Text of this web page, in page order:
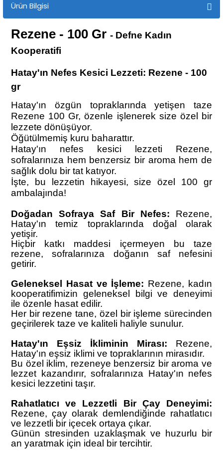
ÜRETİM Ürünleri
Ürün Bilgisi
Rezene - 100 Gr - Defne Kadın
Kooperatifi
Hatay'ın Nefes Kesici Lezzeti: Rezene - 100
gr
Hatay'ın özgün topraklarında yetişen taze
Rezene 100 Gr, özenle işlenerek size özel bir
lezzete dönüşüyor.
Öğütülmemiş kuru baharattır.
Hatay'ın nefes kesici lezzeti Rezene,
sofralarınıza hem benzersiz bir aroma hem de
sağlık dolu bir tat katıyor.
İşte, bu lezzetin hikayesi, size özel 100 gr
ambalajında!
Doğadan Sofraya Saf Bir Nefes: Rezene,
Hatay'ın temiz topraklarında doğal olarak
yetişir.
Hiçbir katkı maddesi içermeyen bu taze
rezene, sofralarınıza doğanın saf nefesini
getirir.
Geleneksel Hasat ve İşleme: Rezene, kadın
kooperatifimizin geleneksel bilgi ve deneyimi
ile özenle hasat edilir.
Her bir rezene tane, özel bir işleme sürecinden
geçirilerek taze ve kaliteli haliyle sunulur.
Hatay'ın Eşsiz İkliminin Mirası: Rezene,
Hatay'ın eşsiz iklimi ve topraklarının mirasıdır.
Bu özel iklim, rezeneye benzersiz bir aroma ve
lezzet kazandırır, sofralarınıza Hatay'ın nefes
kesici lezzetini taşır.
Rahatlatıcı ve Lezzetli Bir Çay Deneyimi:
Rezene, çay olarak demlendiğinde rahatlatıcı
ve lezzetli bir içecek ortaya çıkar.
Günün stresinden uzaklaşmak ve huzurlu bir
an yaratmak için ideal bir tercihtir.